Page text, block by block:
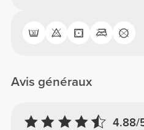
Avis généraux
4.88/